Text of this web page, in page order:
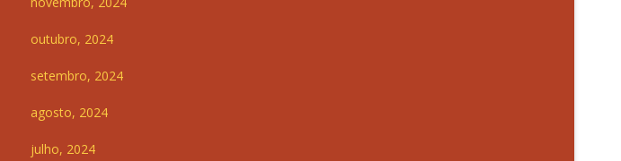
outubro, 2024
setembro, 2024
agosto, 2024
julho, 2024